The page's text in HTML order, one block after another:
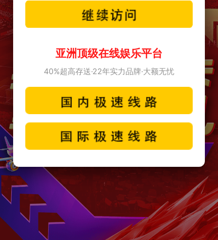
亚洲顶级在线娱乐平台
40%超高存送·22年实力品牌·大额无忧